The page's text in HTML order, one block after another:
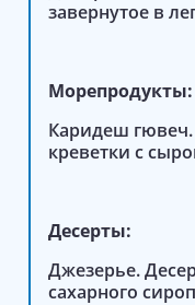
завернутое в
Морепродукты:
Каридеш
креветки с
Десерты:
Джезерье.
сахарного